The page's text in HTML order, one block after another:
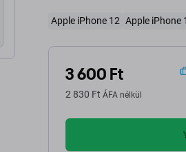
Apple iPhone 12 Apple iPhone
3 600 Ft
2 830 Ft ÁFA nélkül